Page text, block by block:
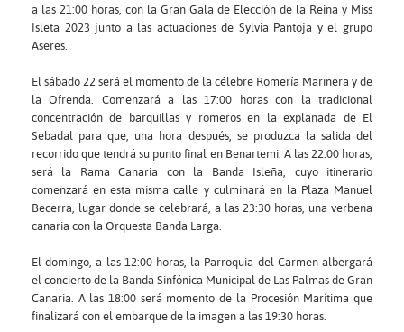
a las 21:00 horas, con la Gran Gala de Elección de la Reina y Miss
Isleta 2023 junto a las actuaciones de Sylvia Pantoja y el grupo
Aseres.
El sábado 22 será el momento de la célebre Romería Marinera y de
la Ofrenda. Comenzará a las 17:00 horas con la tradicional
concentración de barquillas y romeros en la explanada de El
Sebadal para que, una hora después, se produzca la salida del
recorrido que tendrá su punto final en Benartemi. A las 22:00 horas,
será la Rama Canaria con la Banda Isleña, cuyo itinerario
comenzará en esta misma calle y culminará en la Plaza Manuel
Becerra, lugar donde se celebrará, a las 23:30 horas, una verbena
canaria con la Orquesta Banda Larga.
El domingo, a las 12:00 horas, la Parroquia del Carmen albergará
el concierto de la Banda Sinfónica Municipal de Las Palmas de Gran
Canaria. A las 18:00 será momento de la Procesión Marítima que
finalizará con el embarque de la imagen a las 19:30 horas.